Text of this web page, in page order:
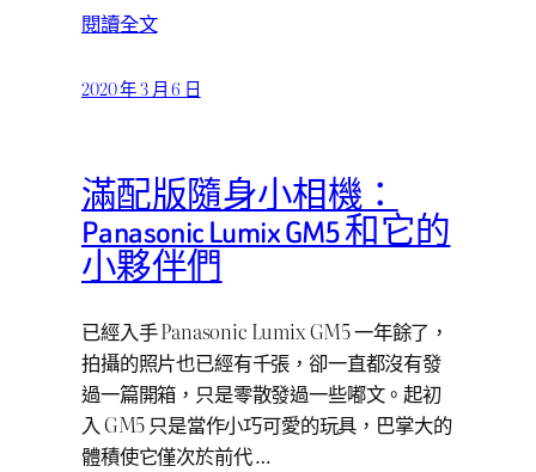
閱讀全文
2020 年 3 月 6 日
滿配版隨身小相機：
Panasonic Lumix GM5 和它的
小夥伴們
已經入手 Panasonic Lumix GM5 一年餘了，
拍攝的照片也已經有千張，卻一直都沒有發
過一篇開箱，只是零散發過一些嘟文。起初
入 GM5 只是當作小巧可愛的玩具，巴掌大的
體積使它僅次於前代 …